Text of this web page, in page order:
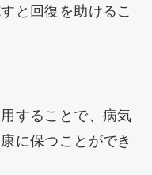
と回復を助けるこ
することで、病気
に保つことができ